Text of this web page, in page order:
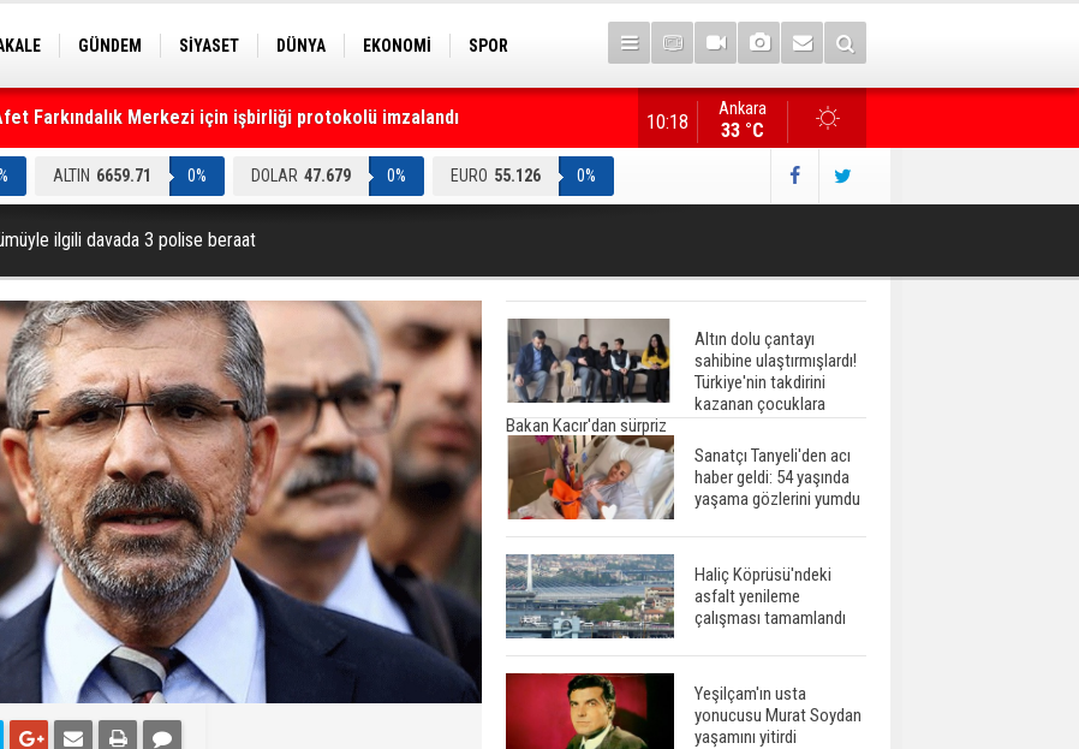
GÜNDEM SİYASET DÜNYA EKONOMİ
SPOR
Farkındalık Merkezi için işbirliği protokolü imzalandı Gazete manşetlerinde yeni gün...
Ankara
33 °C
10:18
ALTIN 6659.71 0% DOLAR 47.679 0% EURO 55.126 0%
ilgili davada 3 polise beraat
Altın dolu çantayı
sahibine ulaştırmışlardı!
Türkiye'nin takdirini
kazanan çocuklara
Bakan Kacır'dan sürpriz
Sanatçı Tanyeli'den acı
haber geldi: 54 yaşında
yaşama gözlerini yumdu
Haliç Köprüsü'ndeki
asfalt yenileme
çalışması tamamlandı
Yeşilçam'ın usta
yonucusu Murat Soydan
yaşamını yitirdi